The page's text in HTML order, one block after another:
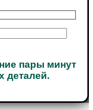
пары минут
деталей.